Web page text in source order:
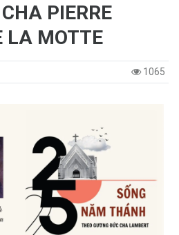
PIERRE
LA MOTTE
1065